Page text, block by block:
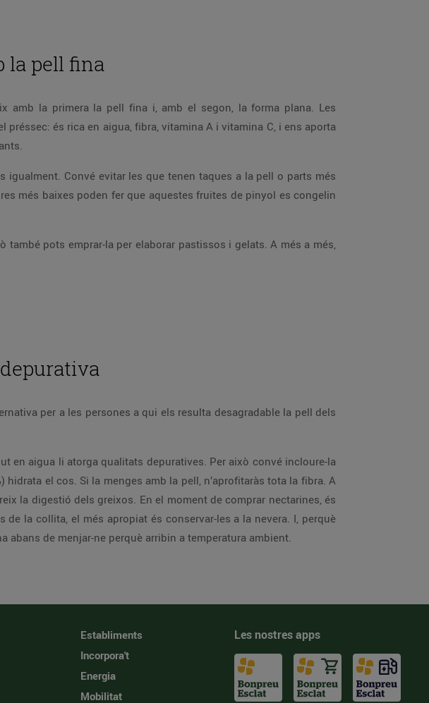
la pell fina
amb la primera la pell fina i, amb el segon, la forma plana. Les
és rica en aigua, fibra, vitamina A i vitamina C, i ens aporta
Convé evitar les que tenen taques a la pell o parts més
més baixes poden fer que aquestes fruites de pinyol es congelin
pots emprar-la per elaborar pastissos i gelats. A més a més,
per a les persones a qui els resulta desagradable la pell dels
en aigua li atorga qualitats depuratives. Per això convé incloure-la
el cos. Si la menges amb la pell, n’aprofitaràs tota la fibra. A
la digestió dels greixos. En el moment de comprar nectarines, és
la collita, el més apropiat és conservar-les a la nevera. I, perquè
de menjar-ne perquè arribin a temperatura ambient.
Establiments
Incorpora't
Energia
Mobilitat
Les nostres apps